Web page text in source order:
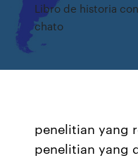
Libro de historia
chato
penelitian yang
penelitian yang